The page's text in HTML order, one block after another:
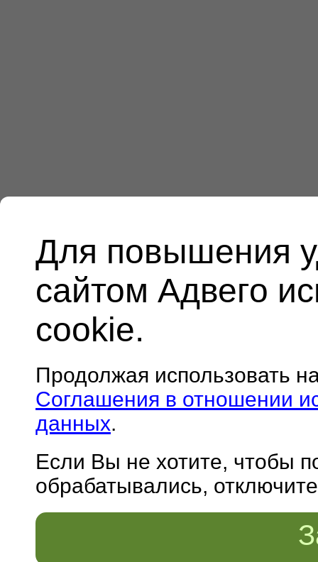
Для повышения
сайтом Адвего
cookie.
Продолжая использовать
Соглашения в отношении
данных.
Если Вы не хотите, чтобы
обрабатывались,